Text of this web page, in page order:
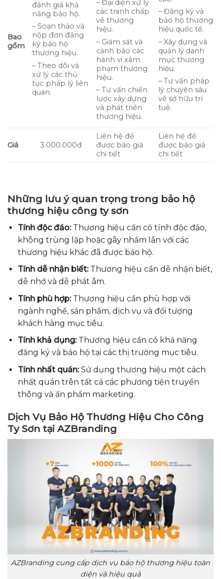
Bao
gồm
đánh giá khả
năng bảo hộ.
– Soạn thảo và
nộp đơn đăng
ký bảo hộ
thương hiệu.
– Theo dõi và
xử lý các thủ
tục pháp lý liên
quan.
– Đại diện xử lý
các tranh chấp
về thương
hiệu.
– Giám sát và
cảnh báo các
hành vi xâm
phạm thương
hiệu.
– Tư vấn chiến
lược xây dựng
và phát triển
thương hiệu.
– Đăng ký và
bảo hộ thương
hiệu quốc tế.
– Xây dựng và
quản lý danh
mục thương
hiệu.
– Tư vấn pháp
lý chuyên sâu
về sở hữu trí
tuệ.
Giá 3.000.000đ
Liên hệ để
được báo giá
chi tiết
Liên hệ để
được báo giá
chi tiết
Những lưu ý quan trọng trong bảo hộ
thương hiệu công ty sơn
Tính độc đáo:Thương hiệu cần có tính độc đáo,
không trùng lặp hoặc gây nhầm lẫn với các
thương hiệu khác đã được bảo hộ.
Tính dễ nhận biết:Thương hiệu cần dễ nhận biết,
dễ nhớ và dễ phát âm.
Tính phù hợp:Thương hiệu cần phù hợp với
ngành nghề, sản phẩm, dịch vụ và đối tượng
khách hàng mục tiêu.
Tính khả dụng:Thương hiệu cần có khả năng
đăng ký và bảo hộ tại các thị trường mục tiêu.
Tính nhất quán:Sử dụng thương hiệu một cách
nhất quán trên tất cả các phương tiện truyền
thông và ấn phẩm marketing.
Dịch Vụ Bảo Hộ Thương Hiệu Cho Công
Ty Sơn tại AZBranding
AZBranding cung cấp dịch vụ bảo hộ thương hiệu toàn
diện và hiệu quả